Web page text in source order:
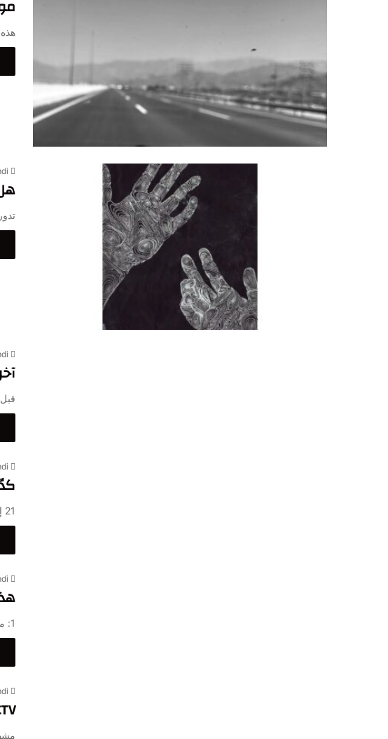
قبل 3 سنوات «لا» خرج الرفض بهدوءٍ شديد. لم يُصحب بأي انفعالات معتادة. لا تشنّج، لا يأس، لا خوف…
21 إبريل 2036م «هاه بشّر، عساه تكلّم؟» «لا طال عمرك. باقي وجهه أبيض كما شعره ولسانه معقود كما عقد منفوث…
1: مناجاة متطرفة. بعد خروج جميع المصلين، جلس مالك متربعًا، على حضنه صورةٌ مطبوعة لمنزلٍ يجمع المال ليشتريه يومًا…
مشهد 1: الحقيقة. عرفت من طريقة مشيه أنه قادم ليتشاجر. خصوصًا